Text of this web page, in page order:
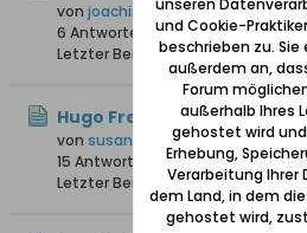
von joachim1
6 Antworten
93 Hits0 Likes
Letzter Beitrag05.08.2026, 10:12
Hugo Freter
von susannefreter
15 Antworten
17.116 Hits0 Likes
Letzter Beitrag
23.07.2026, 17:28
unseren
und Cookie-
beschrieben zu. Sie
außerdem an,
Forum
außerhalb Ihres
gehostet wird und
Erhebung,
Verarbeitung Ihrer
dem Land, in dem
gehostet wird,